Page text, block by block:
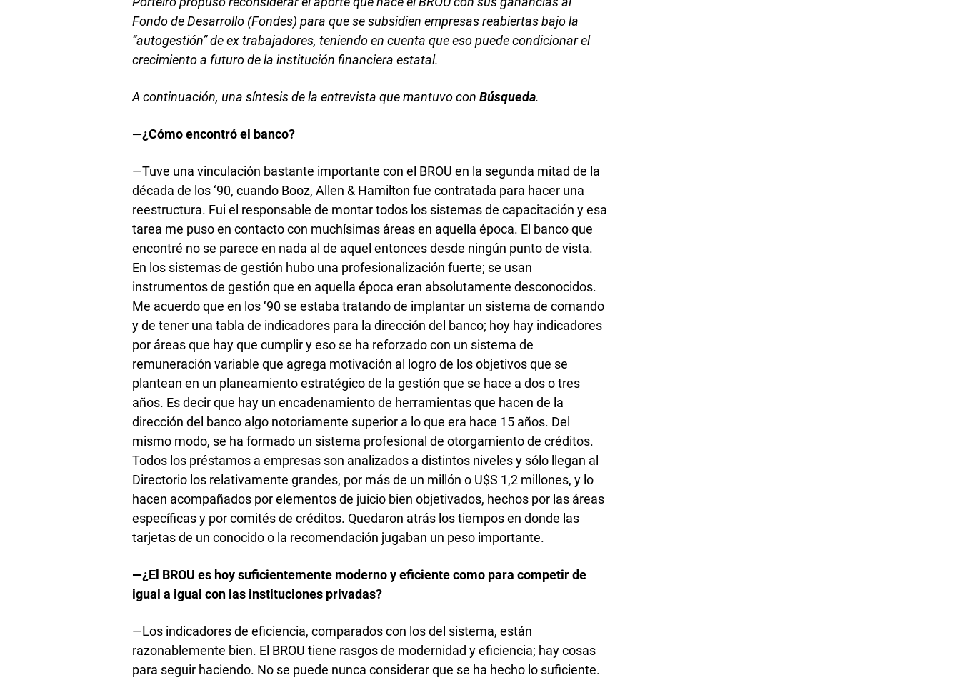
Fondo de Desarrollo (Fondes) para que se subsidien empresas reabiertas bajo la
“autogestión” de ex trabajadores, teniendo en cuenta que eso puede condicionar el
crecimiento a futuro de la institución financiera estatal.
A continuación, una síntesis de la entrevista que mantuvo conBúsqueda.
—¿Cómo encontró el banco?
—Tuve una vinculación bastante importante con el BROU en la segunda mitad de la
década de los ‘90, cuando Booz, Allen & Hamilton fue contratada para hacer una
reestructura. Fui el responsable de montar todos los sistemas de capacitación y esa
tarea me puso en contacto con muchísimas áreas en aquella época. El banco que
encontré no se parece en nada al de aquel entonces desde ningún punto de vista.
En los sistemas de gestión hubo una profesionalización fuerte; se usan
instrumentos de gestión que en aquella época eran absolutamente desconocidos.
Me acuerdo que en los ‘90 se estaba tratando de implantar un sistema de comando
y de tener una tabla de indicadores para la dirección del banco; hoy hay indicadores
por áreas que hay que cumplir y eso se ha reforzado con un sistema de
remuneración variable que agrega motivación al logro de los objetivos que se
plantean en un planeamiento estratégico de la gestión que se hace a dos o tres
años. Es decir que hay un encadenamiento de herramientas que hacen de la
dirección del banco algo notoriamente superior a lo que era hace 15 años. Del
mismo modo, se ha formado un sistema profesional de otorgamiento de créditos.
Todos los préstamos a empresas son analizados a distintos niveles y sólo llegan al
Directorio los relativamente grandes, por más de un millón o U$S 1,2 millones, y lo
hacen acompañados por elementos de juicio bien objetivados, hechos por las áreas
específicas y por comités de créditos. Quedaron atrás los tiempos en donde las
tarjetas de un conocido o la recomendación jugaban un peso importante.
—¿El BROU es hoy suficientemente moderno y eficiente como para competir de
igual a igual con las instituciones privadas?
—Los indicadores de eficiencia, comparados con los del sistema, están
razonablemente bien. El BROU tiene rasgos de modernidad y eficiencia; hay cosas
para seguir haciendo. No se puede nunca considerar que se ha hecho lo suficiente.